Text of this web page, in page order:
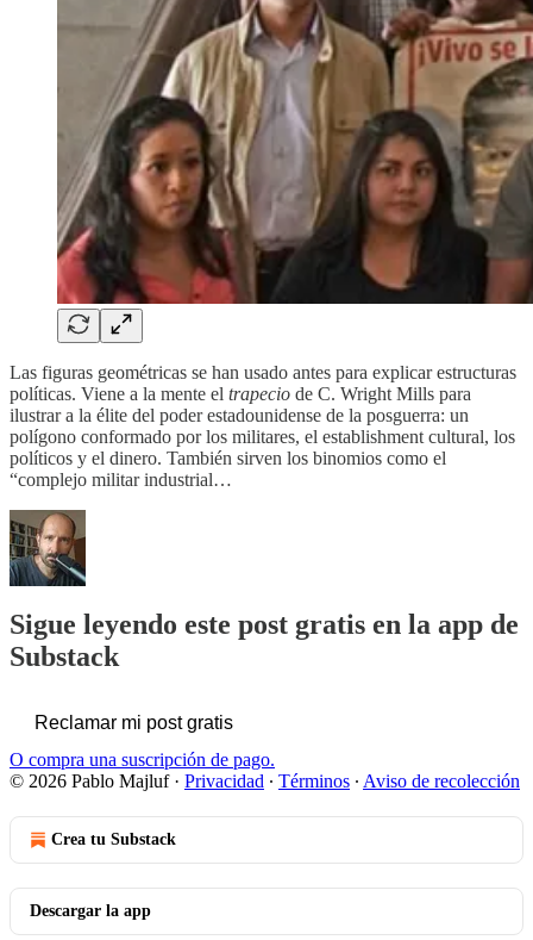
Las figuras geométricas se han usado antes para explicar estructuras
políticas. Viene a la mente el trapecio de C. Wright Mills para
ilustrar a la élite del poder estadounidense de la posguerra: un
polígono conformado por los militares, el establishment cultural, los
políticos y el dinero. También sirven los binomios como el
“complejo militar industrial…
Sigue leyendo este post gratis en la app de
Substack
Reclamar mi post gratis
O compra una suscripción de pago.
© 2026 Pablo Majluf· Privacidad ∙ Términos ∙ Aviso de recolección
Crea tu Substack
Descargar la app